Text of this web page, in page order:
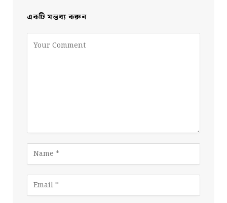
একটি মন্তব্য করুন